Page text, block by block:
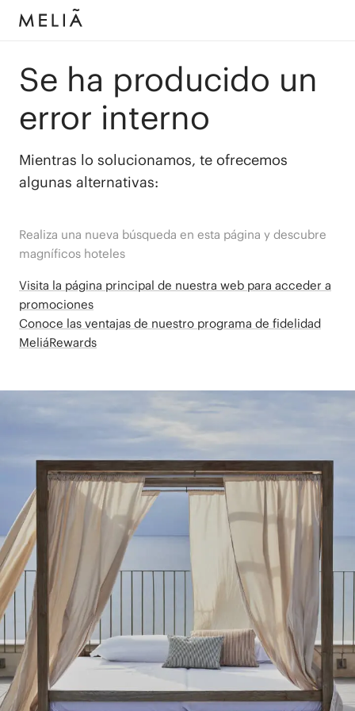
Se ha producido un
error interno
Mientras lo solucionamos, te ofrecemos
algunas alternativas:
Realiza una nueva búsqueda en esta página y descubre
magníficos hoteles
Visita la página principal de nuestra web para acceder a
promociones
Conoce las ventajas de nuestro programa de fidelidad
MeliáRewards